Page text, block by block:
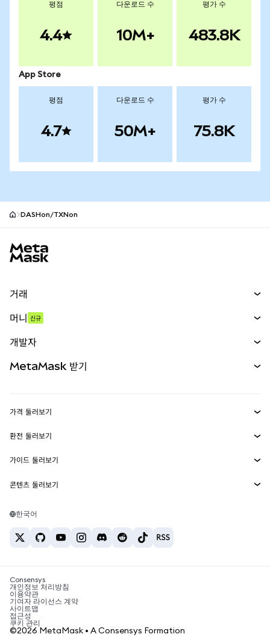
평점
4.4
다운로드 수
10M+
평가 수
483.8K
App Store
평점
4.7
다운로드 수
50M+
평가 수
75.8K
DASHon/TXNon
거래
무기한 선물
실물자산
머니 신규
개발자
MetaMask Connect
Snaps
웹3 서비스
MetaMask 받기
보안
고객 지원
채용
가격 둘러보기
이더리움 가격
솔라나 가격
테더 가격
환전 둘러보기
ETH를 USD로 환전
USDT를 INR로 환전
BTC를 INR로 환전
ETH를 USDT로 환전
가이드 둘러보기
ETH 매수
USDT 매수
SHIB 매수
BNB 매수
콘텐츠 둘러보기
솔라나 지갑
암호화폐 세금 뉴스
암호화폐 매수 방법
비트코인 매도 방법
한국어
Consensys
개인정보 처리방침
이용약관
기여자 라이선스 계약
사이트맵
접근성
쿠키 관리
©2026 MetaMask • A Consensys Formation